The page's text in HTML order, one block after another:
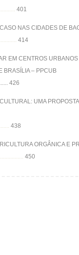
401
NAS CIDADES DE
414
EM CENTROS
BRASÍLIA – PPCUB
426
UMA
438
ORGÂNICA E
450